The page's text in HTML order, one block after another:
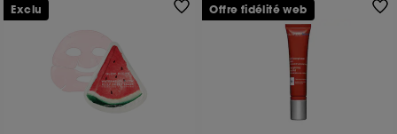
Exclu Offre fidélité web